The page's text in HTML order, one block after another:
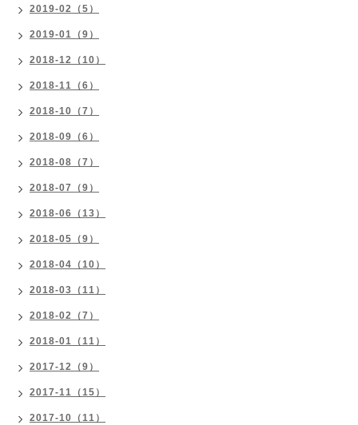
2019-02（5）
2019-01（9）
2018-12（10）
2018-11（6）
2018-10（7）
2018-09（6）
2018-08（7）
2018-07（9）
2018-06（13）
2018-05（9）
2018-04（10）
2018-03（11）
2018-02（7）
2018-01（11）
2017-12（9）
2017-11（15）
2017-10（11）